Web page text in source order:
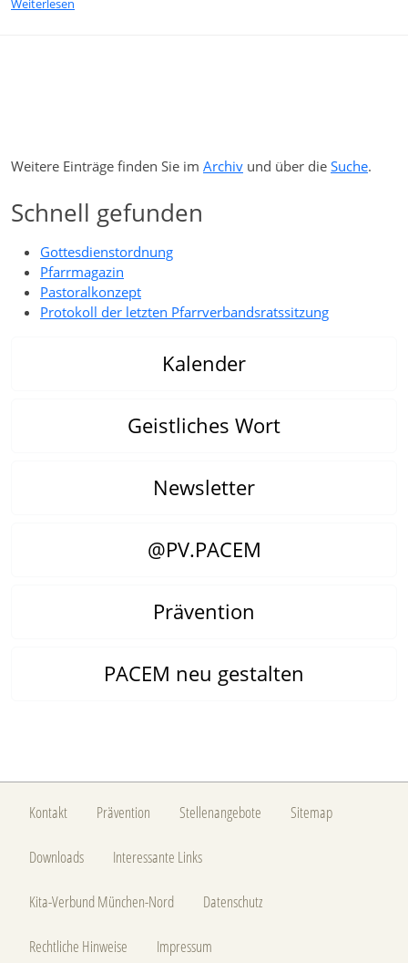
Weiterlesen
Weitere Einträge finden Sie im Archiv und über die Suche.
Schnell gefunden
Gottesdienstordnung
Pfarrmagazin
Pastoralkonzept
Protokoll der letzten Pfarrverbandsratssitzung
Kalender
Geistliches Wort
Newsletter
@PV.PACEM
Prävention
PACEM neu gestalten
Kontakt Prävention Stellenangebote Sitemap
Downloads Interessante Links
Kita-Verbund München-Nord Datenschutz
Rechtliche Hinweise Impressum